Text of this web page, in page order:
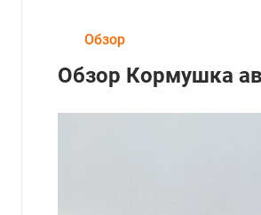
Обзор
Обзор Кормушка